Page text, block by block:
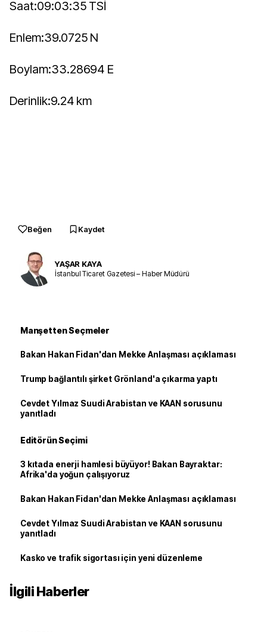
Saat:09:03:35 TSİ
Enlem:39.0725 N
Boylam:33.28694 E
Derinlik:9.24 km
Beğen Kaydet
YAŞAR KAYA
İstanbul Ticaret Gazetesi – Haber Müdürü
Manşetten Seçmeler
Bakan Hakan Fidan'dan Mekke Anlaşması açıklaması
Trump bağlantılı şirket Grönland'a çıkarma yaptı
Cevdet Yılmaz Suudi Arabistan ve KAAN sorusunu
yanıtladı
Editörün Seçimi
3 kıtada enerji hamlesi büyüyor! Bakan Bayraktar:
Afrika'da yoğun çalışıyoruz
Bakan Hakan Fidan'dan Mekke Anlaşması açıklaması
Cevdet Yılmaz Suudi Arabistan ve KAAN sorusunu
yanıtladı
Kasko ve trafik sigortası için yeni düzenleme
İlgili Haberler